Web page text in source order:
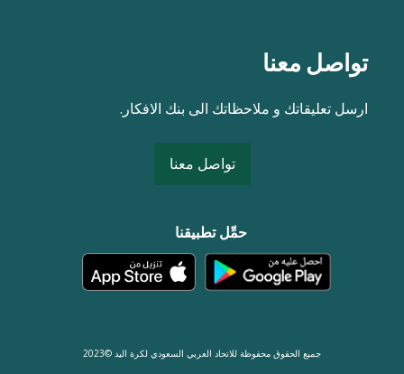
تواصل معنا
ارسل تعليقاتك و ملاحظاتك الى بنك الافكار.
تواصل معنا
حمِّل تطبيقنا
جميع الحقوق محفوظة للاتحاد العربي السعودي لكرة اليد ©2023